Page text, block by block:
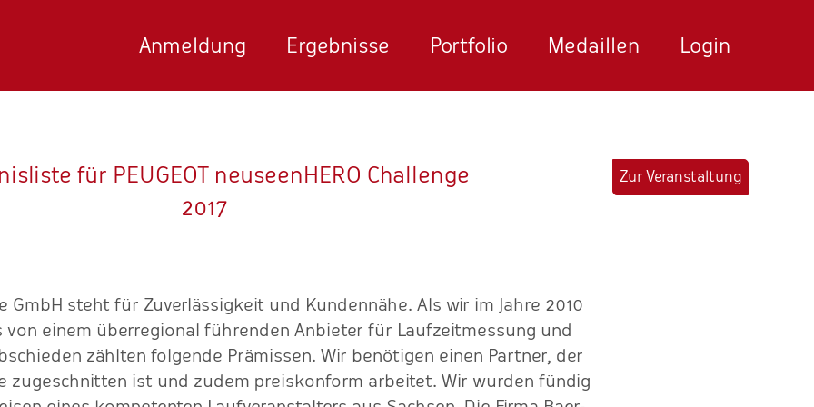
Anmeldung Ergebnisse Portfolio Medaillen Login
für PEUGEOT neuseenHERO Challenge
2017
Zur Veranstaltung
GmbH steht für Zuverlässigkeit und Kundennähe. Als wir im Jahre 2010
von einem überregional führenden Anbieter für Laufzeitmessung und
zählten folgende Prämissen. Wir benötigen einen Partner, der
zugeschnitten ist und zudem preiskonform arbeitet. Wir wurden fündig